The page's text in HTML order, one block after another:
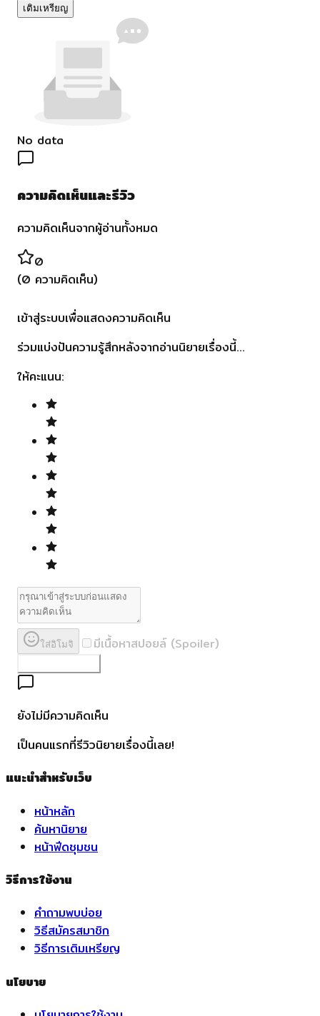
เติมเหรียญ
No data
ความคิดเห็นและรีวิว
ความคิดเห็นจากผู้อ่านทั้งหมด
0
(0 ความคิดเห็น)
เข้าสู่ระบบเพื่อแสดงความคิดเห็น
ร่วมแบ่งปันความรู้สึกหลังจากอ่านนิยายเรื่องนี้...
ให้คะแนน:
ใส่อิโมจิ มีเนื้อหาสปอยล์ (Spoiler)
ยังไม่มีความคิดเห็น
เป็นคนแรกที่รีวิวนิยายเรื่องนี้เลย!
แนะนำสำหรับเว็บ
หน้าหลัก
ค้นหานิยาย
หน้าฟีดชุมชน
วิธีการใช้งาน
คำถามพบบ่อย
วิธีสมัครสมาชิก
วิธีการเติมเหรียญ
นโยบาย